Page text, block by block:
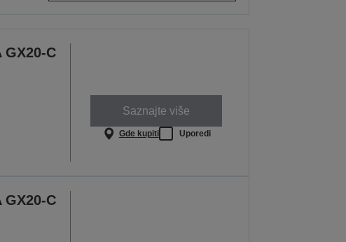
GX20-C
Saznajte više
Gde kupiti Uporedi
GX20-C